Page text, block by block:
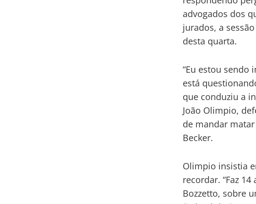
advogados dos
jurados, a
desta quarta.
“Eu estou sendo
está
que conduziu a
João Olimpio,
de mandar
Becker.
Olimpio insistia
recordar. “Faz
Bozzetto, sobre